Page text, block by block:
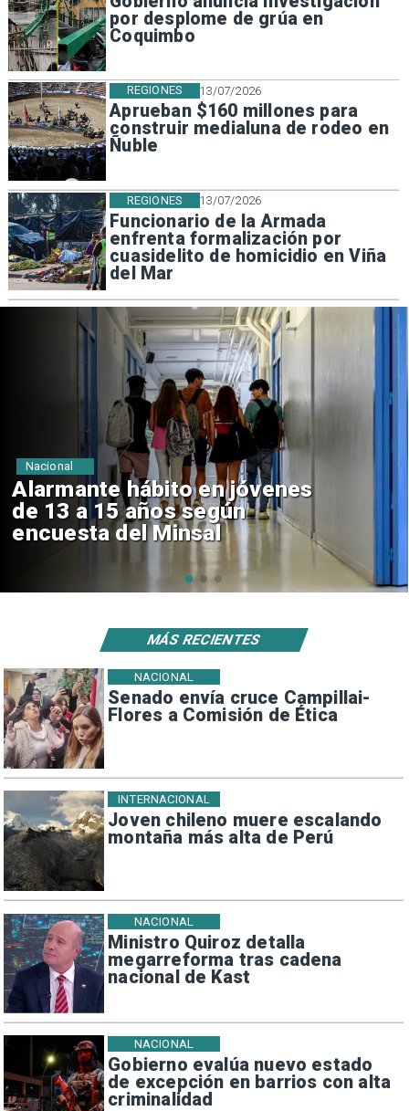
por desplome de grúa en
Coquimbo
13/07/2026
Aprueban $160 millones para
construir medialuna de rodeo en
Ñuble
REGIONES
13/07/2026
Funcionario de la Armada
enfrenta formalización por
cuasidelito de homicidio en Viña
del Mar
REGIONES
Aprueban creación del Parque
Sebastián Piñera con inversión
de $4 mil millones
Regiones
Senado envía cruce Campillai-
Flores a Comisión de Ética
NACIONAL
Joven chileno muere escalando
montaña más alta de Perú
INTERNACIONAL
Ministro Quiroz detalla
megarreforma tras cadena
nacional de Kast
NACIONAL
Gobierno evalúa nuevo estado
de excepción en barrios con alta
criminalidad
NACIONAL
MÁS RECIENTES